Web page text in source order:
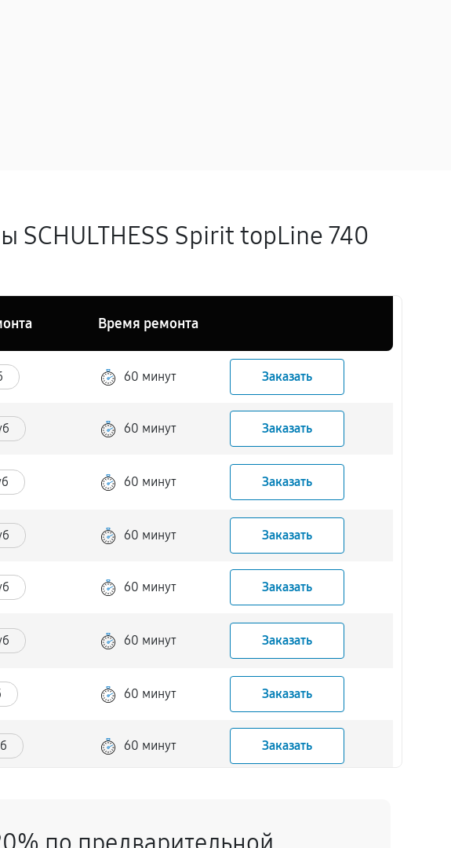
Spirit topLine 740
Время ремонта
60 минут Заказать
60 минут Заказать
60 минут Заказать
60 минут Заказать
60 минут Заказать
60 минут Заказать
60 минут Заказать
60 минут Заказать